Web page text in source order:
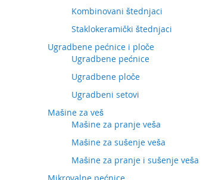
Kombinovani štednjaci
Staklokeramički štednjaci
Ugradbene pećnice i ploče
Ugradbene pećnice
Ugradbene ploče
Ugradbeni setovi
Mašine za veš
Mašine za pranje veša
Mašine za sušenje veša
Mašine za pranje i sušenje veša